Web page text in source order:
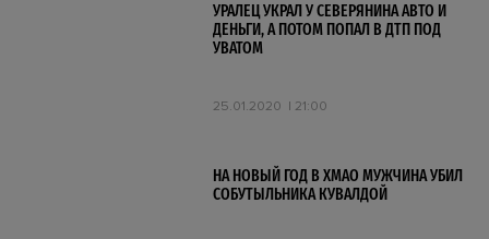
УРАЛЕЦ УКРАЛ У СЕВЕРЯНИНА АВТО И
ДЕНЬГИ, А ПОТОМ ПОПАЛ В ДТП ПОД
УВАТОМ
25.01.2020 21:00
НА НОВЫЙ ГОД В ХМАО МУЖЧИНА УБИЛ
СОБУТЫЛЬНИКА КУВАЛДОЙ